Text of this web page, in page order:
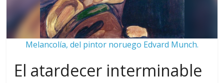
Melancolía, del pintor noruego Edvard Munch.
El atardecer interminable